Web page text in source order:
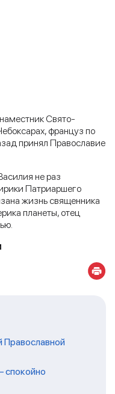
Свято-
француз по
принял Православие
не раз
Патриаршего
жизнь священника
планеты, отец
спокойно